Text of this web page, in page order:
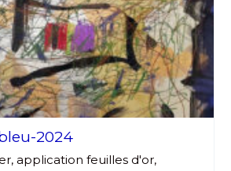
2024
application feuilles d'or,